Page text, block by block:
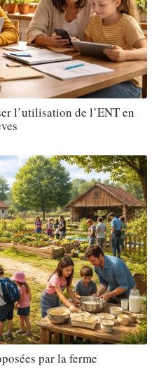
l’utilisation de l’ENT en
par la ferme